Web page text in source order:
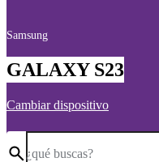
Samsung
GALAXY S23
Cambiar dispositivo
¿qué buscas?